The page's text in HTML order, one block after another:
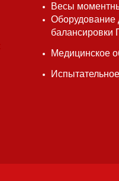
Весы
Оборудование
балансировки
Медицинское